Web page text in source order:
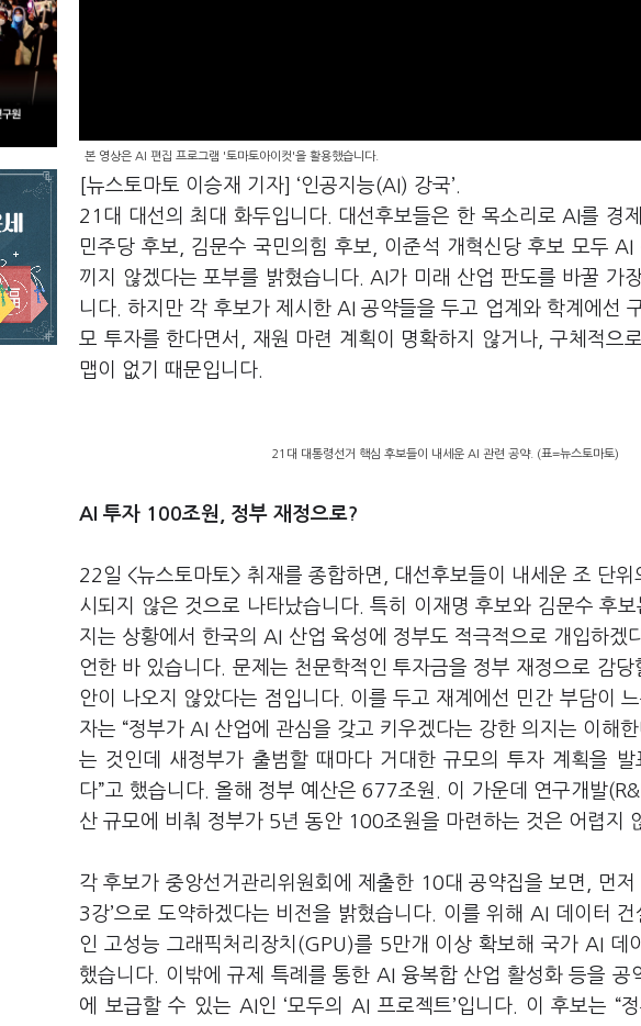
본 영상은 AI 편집 프로그램 '토마토아이컷'을 활용했습니다.
[뉴스토마토 이승재 기자] ‘인공지능(AI) 강국’
21대 대선의 최대 화두입니다. 대선후보들은 한 목소리로 AI를 경
민주당 후보, 김문수 국민의힘 후보, 이준석 개혁신당 후보 모두
끼지 않겠다는 포부를 밝혔습니다. AI가 미래 산업 판도를 바꿀 가
니다. 하지만 각 후보가 제시한 AI 공약들을 두고 업계와 학계에선
모 투자를 한다면서, 재원 마련 계획이 명확하지 않거나, 구체적으
맵이 없기 때문입니다.
21대 대통령선거 핵심 후보들이 내세운 AI 관련 공약. (표=뉴스토마토)
AI 투자 100조원, 정부 재정으로?
22일 <뉴스토마토> 취재를 종합하면, 대선후보들이 내세운 조 단
시되지 않은 것으로 나타났습니다. 특히 이재명 후보와 김문수 후
지는 상황에서 한국의 AI 산업 육성에 정부도 적극적으로 개입하
언한 바 있습니다. 문제는 천문학적인 투자금을 정부 재정으로 감
안이 나오지 않았다는 점입니다. 이를 두고 재계에선 민간 부담이
자는 “정부가 AI 산업에 관심을 갖고 키우겠다는 강한 의지는 이해
는 것인데 새정부가 출범할 때마다 거대한 규모의 투자 계획을
다”고 했습니다. 올해 정부 예산은 677조원. 이 가운데 연구개발
산 규모에 비춰 정부가 5년 동안 100조원을 마련하는 것은 어렵지
각 후보가 중앙선거관리위원회에 제출한 10대 공약집을 보면, 먼
3강’으로 도약하겠다는 비전을 밝혔습니다. 이를 위해 AI 데이터
인 고성능 그래픽처리장치(GPU)를 5만개 이상 확보해 국가 AI 데
했습니다. 이밖에 규제 특례를 통한 AI 융복합 산업 활성화 등을
에 보급할 수 있는 AI인 ‘모두의 AI 프로젝트’입니다. 이 후보는 “